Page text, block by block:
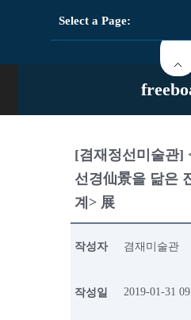
Select a Page:
[겸재정선미술관]
선경仙景을 닮은
계> 展
작성자 겸재미술관
작성일 2019-01-31